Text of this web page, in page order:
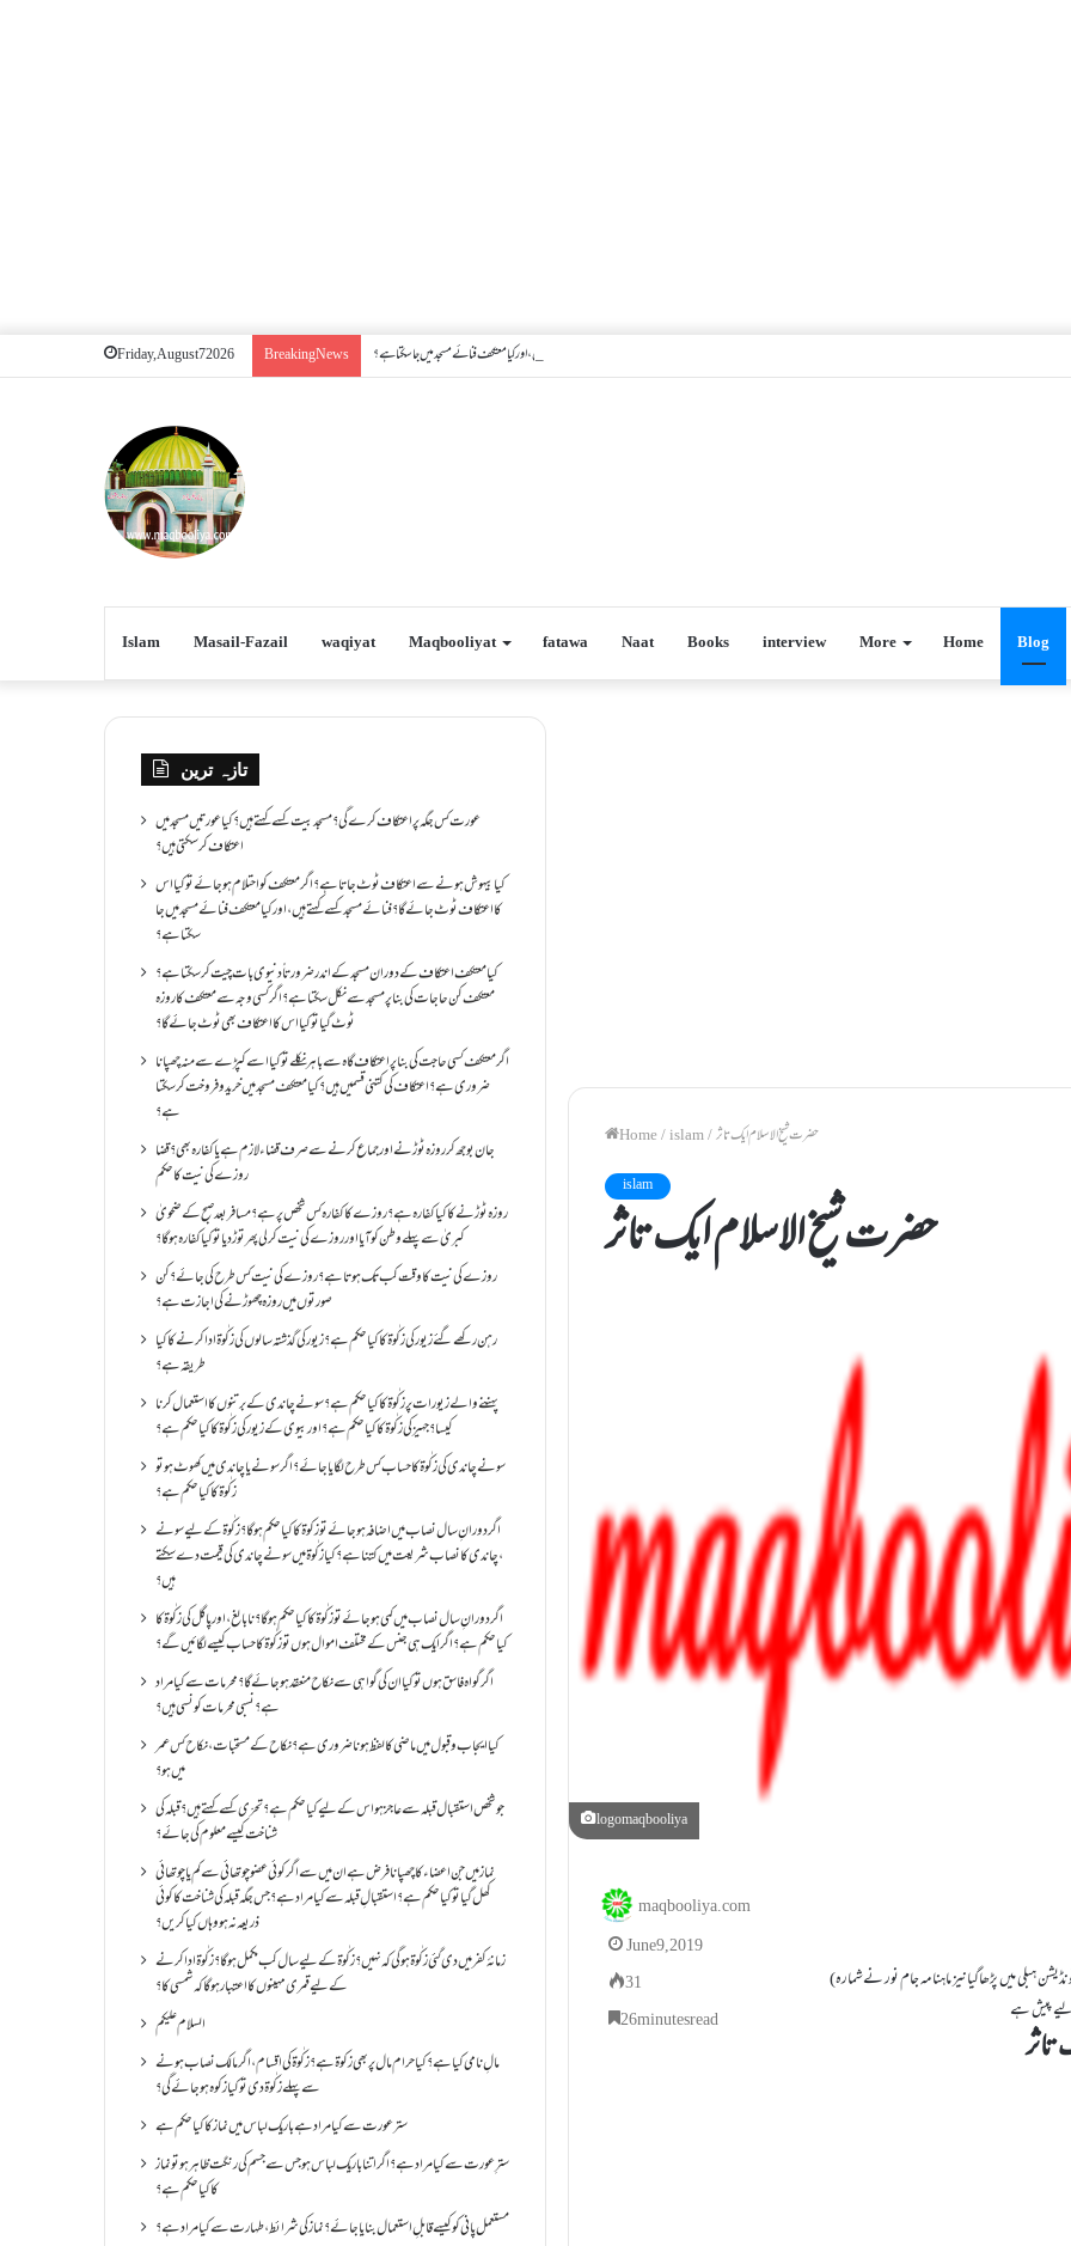
Friday, August 7 2026 Breaking News کیا بیہوش ہونے سے اعتکاف ٹوٹ جاتا ہے؟ اگر معتکف کو احتلام ہو جائے تو کیا اس کا اعتکاف ٹوٹ جائے گا؟فنائے مسجد کسے کہتے ہیں ، اور کیا معتکف فنائے مسجد میں جا سکتا ہے؟
Islam Masail-Fazail waqiyat Maqbooliyat fatawa Naat Books interview More Home Blog
Home/islam/حضرت شیخ الاسلام ایک تاثرــــــ
islam
حضرت شیخ الاسلام ایک تاثرــــــ
logomaqbooliya
(مفتی صاحب کایہ مقالہ ’’حضرت شیخ الاسلام :حیات و خدمات سیمینار‘‘ منعقدہ مدنی فائونڈیشن ہبلی میں پڑھاگیانیز ماہنامہ جام نور نےشمارہ
maqbooliya.com
June 9, 2019
31
26 minutes read
تازہ ترین
عورت کس جگہ پر اعتکاف کرے گی؟مسجد بیت کسے کہتے ہیں؟کیا عورتیں مسجد میں
اعتکاف کر سکتی ہیں؟
کیا بیہوش ہونے سے اعتکاف ٹوٹ جاتا ہے؟ اگر معتکف کو احتلام ہو جائے تو کیا اس
کا اعتکاف ٹوٹ جائے گا؟فنائے مسجد کسے کہتے ہیں ، اور کیا معتکف فنائے مسجد میں جا
سکتا ہے؟
کیا معتکف اعتکاف کے دوران مسجد کے اندر ضرورتاً دنیوی بات چیت کر سکتا ہے؟
معتکف کن حاجات کی بنا پر مسجد سے نکل سکتا ہے؟ اگر کسی وجہ سے معتکف کا روزہ
ٹوٹ گیا تو کیا اس کا اعتکاف بھی ٹوٹ جائے گا؟
اگر معتکف کسی حاجت کی بنا پر اعتکاف گاہ سے باہر نکلے تو کیا اسے کپڑے سے منہ چھپانا
ضروری ہے؟اعتکاف کی کتنی قسمیں ہیں؟کیا معتکف مسجد میں خرید و فروخت کر سکتا
ہے؟
جان بوجھ کر روزہ ٹوڑنے اور جماع کرنے سے صرف قضاء لازم ہے یا کفارہ بھی؟ قضا
روزے کی نیت کا حکم
روزہ ٹوڑنے کا کیا کفارہ ہے؟روزے کا کفارہ کس شخص پر ہے؟ مسافر بعد صبح کے ضحویٰ
کبریٰ سے پہلے وطن کو آیا اور روزے کی نیت کر لی پھر توڑ دیا تو کیا کفارہ ہو گا؟
روزے کی نیت کا وقت کب تک ہوتا ہے؟ روزے کی نیت کس طرح کی جائے؟ کن
صورتوں میں روزہ چھوڑنے کی اجازت ہے؟
رہن رکھے گئے زیور کی زکٰوۃ کا کیا حکم ہے؟زیور کی گذشتہ سالوں کی زکٰوۃ ادا کرنے کا کیا
طریقہ ہے؟
پہننے والے زیورات پر زکٰوۃ کا کیا حکم ہے؟ سونے چاندی کے برتنوں کا استعمال کرنا
کیسا؟ جہیز کی زکٰوۃ کا کیا حکم ہے؟ اور بیوی کے زیور کی زکٰوۃ کا کیا حکم ہے؟
سونے چاندی کی زکٰوۃ کا حساب کس طرح لگایا جائے؟ اگر سونے یا چاندی میں کھوٹ ہو تو
زکٰوۃ کا کیا حکم ہے؟
اگر دورانِ سال نصاب میں اضافہ ہو جائے تو زکوۃ کا کیا حکم ہو گا؟ زکٰوۃ کے لیے سونے
،چاندی کا نصاب شریعت میں کتنا ہے؟ کیا زکٰوۃ میں سونے چاندی کی قیمت دے سکتے
ہیں؟
اگر دورانِ سال نصاب میں کمی ہو جائے تو زکٰوۃ کا کیا حکم ہو گا؟ نا بالغ ، اور پاگل کی زکٰوۃ کا
کیا حکم ہے؟ اگر ایک ہی جنس کے مختلف اموال ہوں تو زکٰوۃ کا حساب کیسے لگائیں گے؟
اگر گواہ فاسق ہوں تو کیا ان کی گواہی سے نکاح منعقد ہو جائے گا؟ محرمات سے کیا مراد
ہے؟ نسبی محرمات کونسی ہیں؟
کیا ایجاب و قبول میں ماضی کا لفظ ہونا ضروری ہے؟ نکاح کے مستحبات، نکاح کس عمر
میں ہو؟
جو شخص استقبال قبلہ سے عاجز ہو اس کے لیے کیا حکم ہے؟ تحرّی کسے کہتے ہیں؟ قبلہ کی
شناخت کیسے معلوم کی جائے؟
نماز میں جن اعضاء کا چھپانا فرض ہے ان میں سے اگر کوئی عضو چوتھائی سے کم یا چوتھائی
کھل گیا تو کیا حکم ہے؟استقبالِ قبلہ سے کیا مراد ہے؟جس جگہ قبلہ کی شناخت کا کوئی
ذریعہ نہ ہو وہاں کیا کریں؟
زمانۂ کفر میں دی گئی زکٰوۃ ہو گی کہ نہیں؟زکٰوۃ کے لیے سال کب مکمل ہو گا؟زکٰوۃ ادا کرنے
کے لیے قمری مہینوں کا اعتبار ہو گا کہ شمسی کا؟
السلام علیکم
مالِ نامی کیا ہے؟ کیا حرام مال پر بھی زکوۃ ہے؟ زکٰوۃ کی اقسام ،اگر مالک نصاب ہونے
سے پہلے زکٰوۃ دی تو کیا زکوه ہو جائےگی؟
ستر عورت سے کیا مراد ہے باریک لباس میں نماز کا کیا حکم ہے
سترِ عورت سے کیا مراد ہے؟اگر اتنا باریک لباس ہو جس سے جسم کی رنگت ظاہر ہو تو نماز
کا کیا حکم ہے؟
مستعمل پانی کو کیسے قابلِ استعمال بنایا جائے؟ نماز کی شرائط ،طہارت سے کیا مراد ہے؟